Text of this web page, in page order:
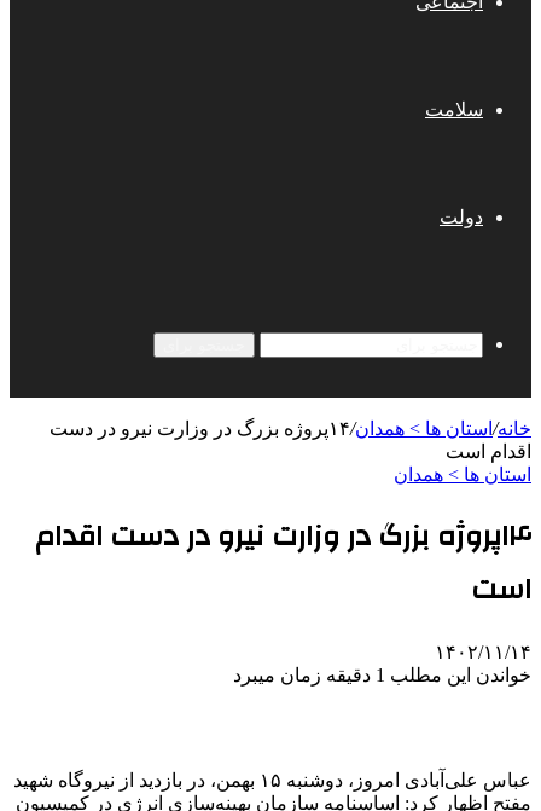
سلامت
دولت
خانه/ استان ها > همدان/
۱۴پروژه بزرگ در وزارت نیرو در دست
اقدام است
استان ها > همدان
۱۴پروژه بزرگ در وزارت نیرو در دست اقدام
است
۱۴۰۲/۱۱/۱۴
خواندن این مطلب 1 دقیقه زمان میبرد
عباس علی‌آبادی امروز، دوشنبه ۱۵ بهمن، در بازدید از نیروگاه شهید
مفتح اظهار کرد: اساسنامه سازمان بهینه‌سازی انرژی در کمیسیون